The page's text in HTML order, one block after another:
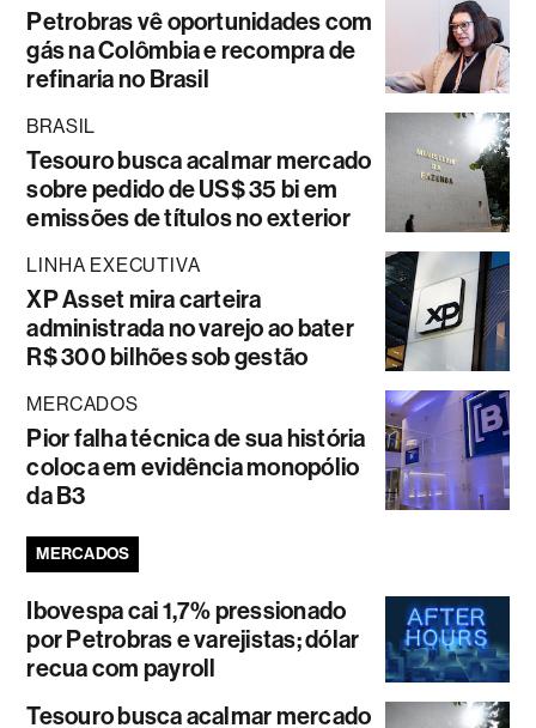
Petrobras vê oportunidades com
gás na Colômbia e recompra de
refinaria no Brasil
BRASIL
Tesouro busca acalmar mercado
sobre pedido de US$ 35 bi em
emissões de títulos no exterior
LINHA EXECUTIVA
XP Asset mira carteira
administrada no varejo ao bater
R$ 300 bilhões sob gestão
MERCADOS
Pior falha técnica de sua história
coloca em evidência monopólio
da B3
MERCADOS
Ibovespa cai 1,7% pressionado
por Petrobras e varejistas; dólar
recua com payroll
Tesouro busca acalmar mercado